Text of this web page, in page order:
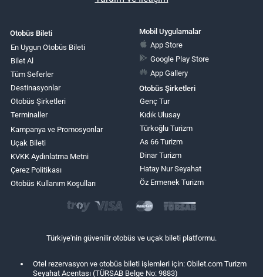
Otobüs Bileti
En Uygun Otobüs Bileti
Bilet Al
Tüm Seferler
Destinasyonlar
Otobüs Şirketleri
Terminaller
Kampanya ve Promosyonlar
Uçak Bileti
KVKK Aydınlatma Metni
Çerez Politikası
Otobüs Kullanım Koşulları
Mobil Uygulamalar
App Store
Google Play Store
App Gallery
Otobüs Şirketleri
Genç Tur
Kıdık Ulusay
Türkoğlu Turizm
As 66 Turizm
Dinar Turizm
Hatay Nur Seyahat
Öz Ermenek Turizm
Türkiye'nin güvenilir otobüs ve uçak bileti platformu.
Otel rezervasyon ve otobüs bileti işlemleri için: Obilet.com Turizm
Seyahat Acentası (TÜRSAB Belge No: 9883)